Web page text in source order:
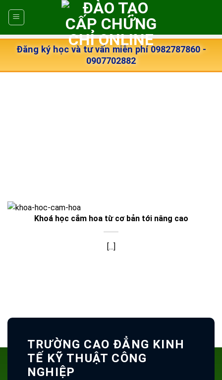
Đăng ký học và tư vấn miễn phí 0982787860 -
0907702882
Khoá học cắm hoa từ cơ bản tới nâng cao
[...]
TRƯỜNG CAO ĐẲNG KINH
TẾ KỸ THUẬT CÔNG
NGHIỆP